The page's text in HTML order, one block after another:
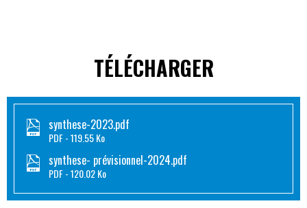
TÉLÉCHARGER
synthese-2023.pdf
PDF 119.55 Ko
synthese- prévisionnel-2024.pdf
PDF 120.02 Ko